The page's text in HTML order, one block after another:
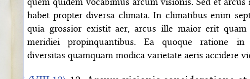
habet propter diversa climata. In climatibus enim
quia grossior existit aer, arcus ille maior erit
meridiei propinquantibus. Ea quoque ratione
diversitas quamquam modica varietate aeris accidere